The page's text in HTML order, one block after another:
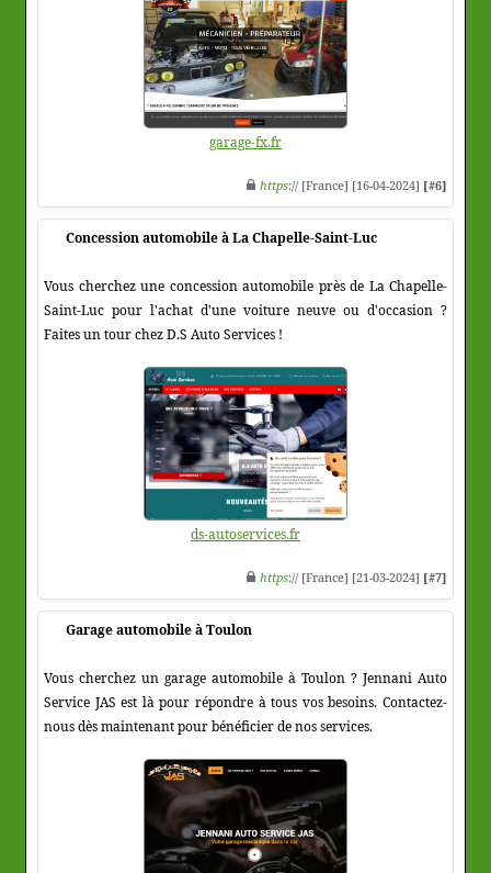
garage-fx.fr
https:// [France] [16-04-2024] [#6]
Concession automobile à La Chapelle-Saint-Luc
Vous cherchez une concession automobile près de La Chapelle-
Saint-Luc pour l'achat d'une voiture neuve ou d'occasion ?
Faites un tour chez D.S Auto Services !
ds-autoservices.fr
https:// [France] [21-03-2024] [#7]
Garage automobile à Toulon
Vous cherchez un garage automobile à Toulon ? Jennani Auto
Service JAS est là pour répondre à tous vos besoins. Contactez-
nous dès maintenant pour bénéficier de nos services.